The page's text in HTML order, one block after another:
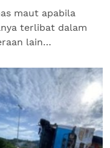
maut apabila
terlibat dalam
lain